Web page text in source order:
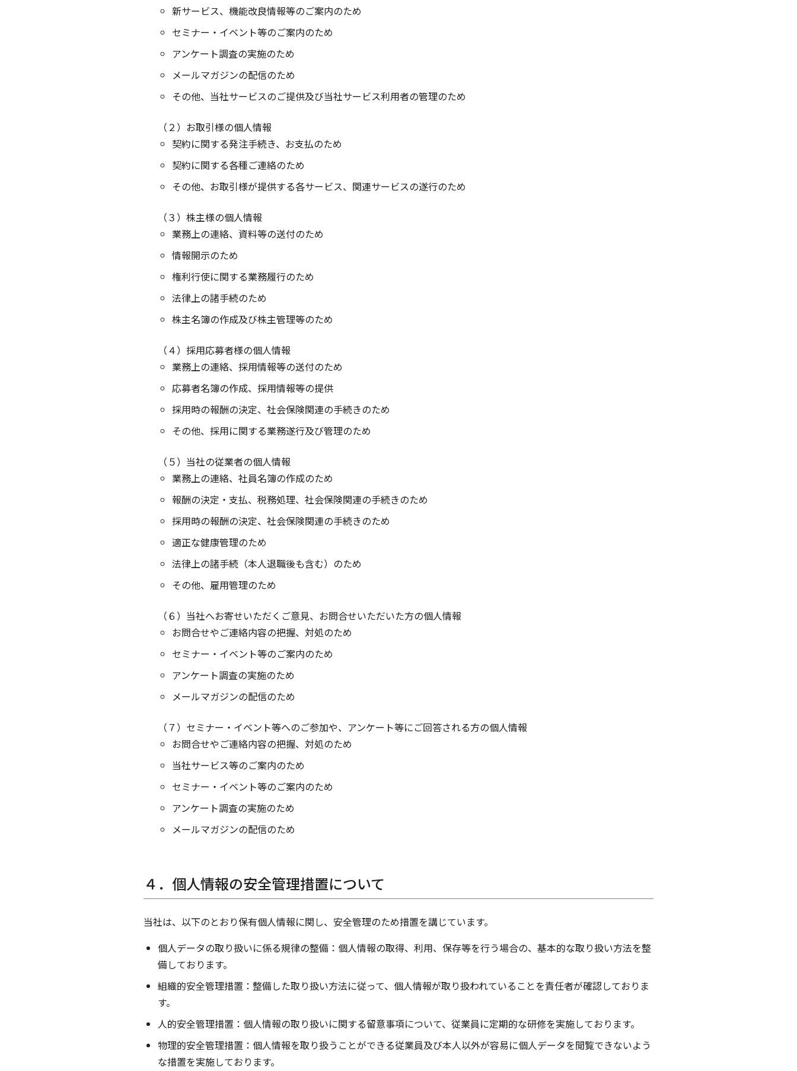
新サービス、機能改良情報等のご案内のため
セミナー・イベント等のご案内のため
アンケート調査の実施のため
メールマガジンの配信のため
その他、当社サービスのご提供及び当社サービス利用者の管理のため
（２）お取引様の個人情報
契約に関する発注手続き、お支払のため
契約に関する各種ご連絡のため
その他、お取引様が提供する各サービス、関連サービスの遂行のため
（３）株主様の個人情報
業務上の連絡、資料等の送付のため
情報開示のため
権利行使に関する業務履行のため
法律上の諸手続のため
株主名簿の作成及び株主管理等のため
（４）採用応募者様の個人情報
業務上の連絡、採用情報等の送付のため
応募者名簿の作成、採用情報等の提供
採用時の報酬の決定、社会保険関連の手続きのため
その他、採用に関する業務遂行及び管理のため
（５）当社の従業者の個人情報
業務上の連絡、社員名簿の作成のため
報酬の決定・支払、税務処理、社会保険関連の手続きのため
採用時の報酬の決定、社会保険関連の手続きのため
適正な健康管理のため
法律上の諸手続（本人退職後も含む）のため
その他、雇用管理のため
（６）当社へお寄せいただくご意見、お問合せいただいた方の個人情報
お問合せやご連絡内容の把握、対処のため
セミナー・イベント等のご案内のため
アンケート調査の実施のため
メールマガジンの配信のため
（７）セミナー・イベント等へのご参加や、アンケート等にご回答される方の個人情報
お問合せやご連絡内容の把握、対処のため
当社サービス等のご案内のため
セミナー・イベント等のご案内のため
アンケート調査の実施のため
メールマガジンの配信のため
４．個人情報の安全管理措置について
当社は、以下のとおり保有個人情報に関し、安全管理のため措置を講じています。
個人データの取り扱いに係る規律の整備：個人情報の取得、利用、保存等を行う場合の、基本的な取り扱い方法を整
備しております。
組織的安全管理措置：整備した取り扱い方法に従って、個人情報が取り扱われていることを責任者が確認しておりま
す。
人的安全管理措置：個人情報の取り扱いに関する留意事項について、従業員に定期的な研修を実施しております。
物理的安全管理措置：個人情報を取り扱うことができる従業員及び本人以外が容易に個人データを閲覧できないよう
な措置を実施しております。